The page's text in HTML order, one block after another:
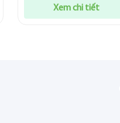
Xem chi tiết